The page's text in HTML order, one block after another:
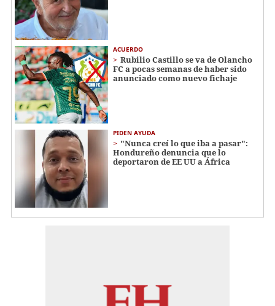
ACUERDO
Rubilio Castillo se va de Olancho
FC a pocas semanas de haber sido
anunciado como nuevo fichaje
PIDEN AYUDA
"Nunca creí lo que iba a pasar":
Hondureño denuncia que lo
deportaron de EE UU a África